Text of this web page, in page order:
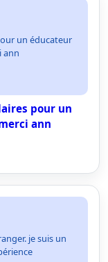
un éducateur
ann
pour un
ann
je suis un